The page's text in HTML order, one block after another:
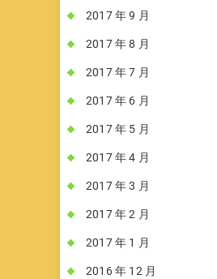
2017 年 9 月
2017 年 8 月
2017 年 7 月
2017 年 6 月
2017 年 5 月
2017 年 4 月
2017 年 3 月
2017 年 2 月
2017 年 1 月
2016 年 12 月